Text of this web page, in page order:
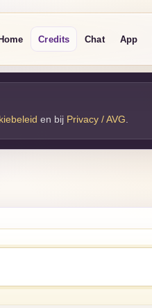
Credits Chat App
en bij Privacy / AVG